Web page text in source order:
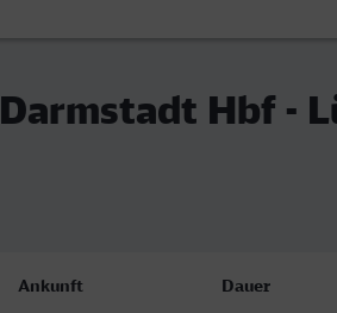
Darmstadt Hbf -
Ankunft Dauer